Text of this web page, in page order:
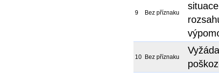
9 Bez příznaku
10 Bez příznaku